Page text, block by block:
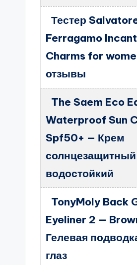
Тестер
Ferragamo
Charms for
отзывы
The Saem Eco
Waterproof Sun
Spf50+ — Крем
солнцезащитный
водостойкий
TonyMoly Back
Eyeliner 2 —
Гелевая
глаз